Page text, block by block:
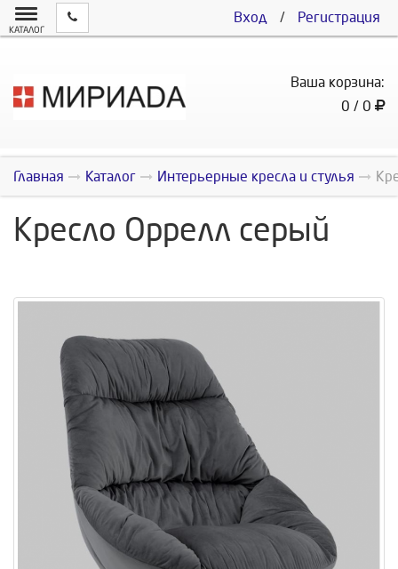
Вход / Регистрация
КАТАЛОГ
Ваша корзина:
0 / 0
Главная Каталог Интерьерные кресла и стулья
Кресло Оррелл серый